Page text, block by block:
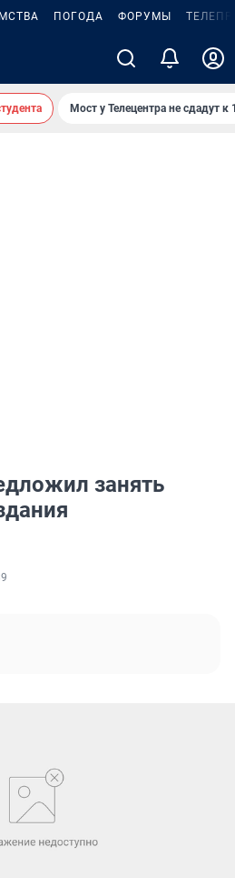
ПОГОДА ФОРУМЫ
Мост у Телецентра не сдадут к
занять